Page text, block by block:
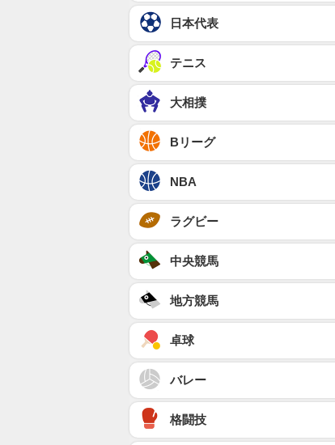
日本代表
テニス
大相撲
Bリーグ
NBA
ラグビー
中央競馬
地方競馬
卓球
バレー
格闘技